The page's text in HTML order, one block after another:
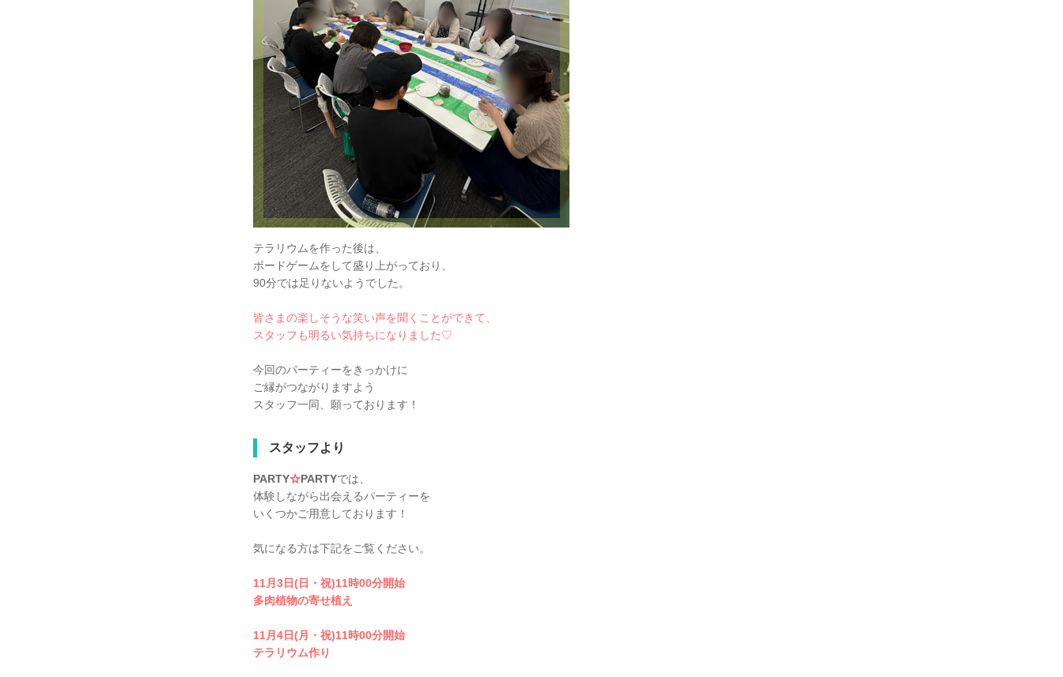
テラリウムを作った後は、
ボードゲームをして盛り上がっており、
90分では足りないようでした。
皆さまの楽しそうな笑い声を聞くことができて、
スタッフも明るい気持ちになりました♡
今回のパーティーをきっかけに
ご縁がつながりますよう
スタッフ一同、願っております！
スタッフより
PARTY☆PARTYでは、
体験しながら出会えるパーティーを
いくつかご用意しております！
気になる方は下記をご覧ください。
11月3日(日・祝)11時00分開始
多肉植物の寄せ植え
11月4日(月・祝)11時00分開始
テラリウム作り